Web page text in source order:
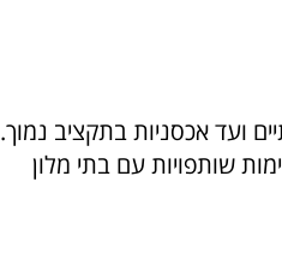
ועד אכסניות בתקציב נמוך.
שותפויות עם בתי מלון